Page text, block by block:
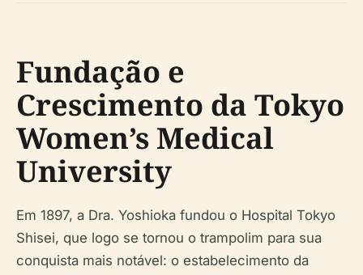
Fundação e
Crescimento da Tokyo
Women’s Medical
University
Em 1897, a Dra. Yoshioka fundou o Hospital Tokyo
Shisei, que logo se tornou o trampolim para sua
conquista mais notável: o estabelecimento da